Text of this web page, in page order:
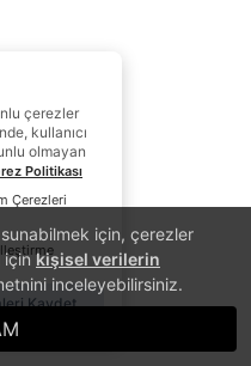
için, çerezler
içinkişisel verilerin
inceleyebilirsiniz.
çerezler
kullanıcı
olmayan
Politikası
Çerezleri
Kaydet